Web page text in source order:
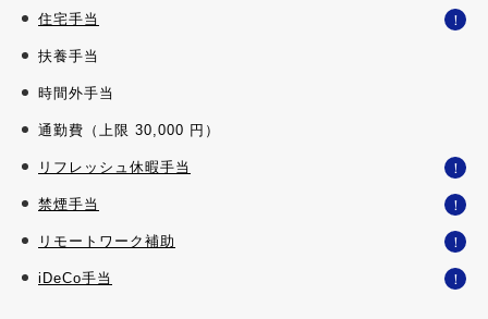
住宅手当 ！
扶養手当
時間外手当
通勤費（上限 30,000 円）
リフレッシュ休暇手当 ！
禁煙手当 ！
リモートワーク補助 ！
iDeCo手当 ！